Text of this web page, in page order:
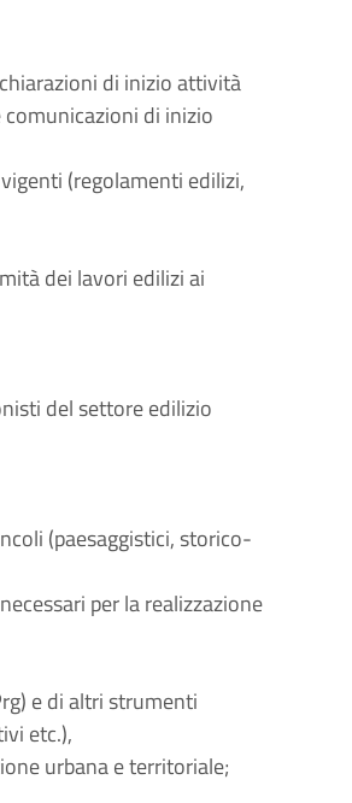
di inizio attività
di inizio
(regolamenti edilizi,
dei lavori edilizi ai
del settore edilizio
(paesaggistici, storico-
per la realizzazione
e di altri strumenti
etc.),
urbana e territoriale;